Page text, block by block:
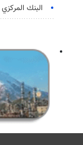
البنك المركزي